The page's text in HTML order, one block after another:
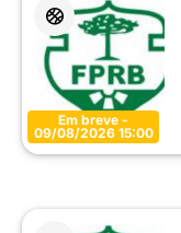
Em breve -
09/08/2026 15:00